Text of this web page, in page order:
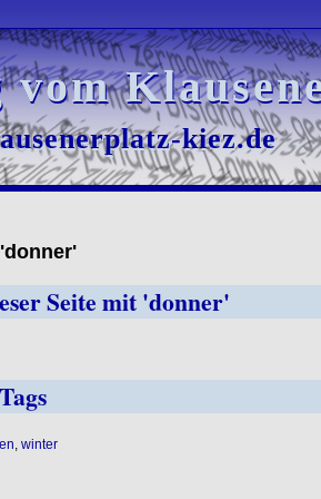
vom
vom
kiez.de
kiez.de
Seite mit 'donner'
winter